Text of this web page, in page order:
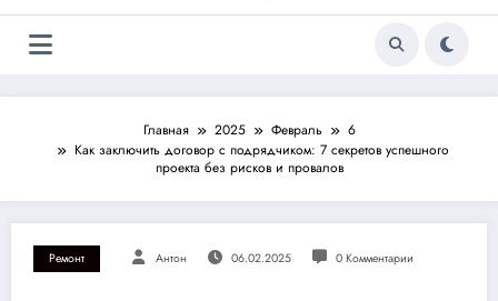
Главная 2025 Февраль
6
Как заключить договор с подрядчиком: 7 секретов успешного
проекта без рисков и провалов
Ремонт Антон 06.02.2025 0 Комментарии